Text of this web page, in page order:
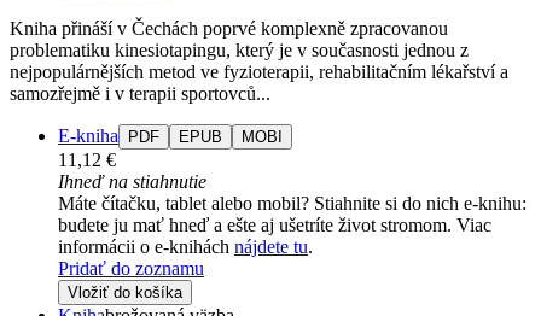
Kniha přináší v Čechách poprvé komplexně zpracovanou
problematiku kinesiotapingu, který je v současnosti jednou z
nejpopulárnějších metod ve fyzioterapii, rehabilitačním lékařství a
samozřejmě i v terapii sportovců...
E-kniha PDF EPUB MOBI
11,12 €
Ihneď na stiahnutie
Máte čítačku, tablet alebo mobil? Stiahnite si do nich e-knihu:
budete ju mať hneď a ešte aj ušetríte život stromom. Viac
informácii o e-knihách nájdete tu.
Pridať do zoznamu
Vložiť do košíka